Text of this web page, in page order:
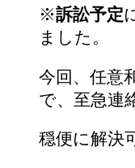
※訴訟予定
ました。
今回、任意
で、至急連
穏便に解決